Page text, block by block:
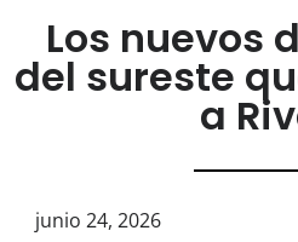
Los nuevos
del sureste
a
junio 24, 2026